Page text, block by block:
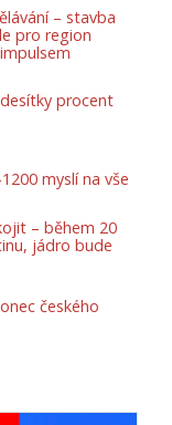
– stavba
pro region
procent
myslí na vše
– během 20
jádro bude
českého